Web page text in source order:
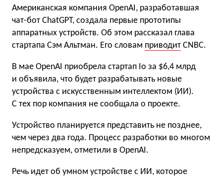
Американская компания OpenAI, разработавшая
чат-бот ChatGPT, создала первые прототипы
аппаратных устройств. Об этом рассказал глава
стартапа Сэм Альтман. Его словам приводит CNBC.
В мае OpenAI приобрела стартап Io за $6,4 млрд
и объявила, что будет разрабатывать новые
устройства с искусственным интеллектом (ИИ).
С тех пор компания не сообщала о проекте.
Устройство планируется представить не позднее,
чем через два года. Процесс разработки во многом
непредсказуем, отметили в OpenAI.
Речь идет об умном устройстве с ИИ, которое